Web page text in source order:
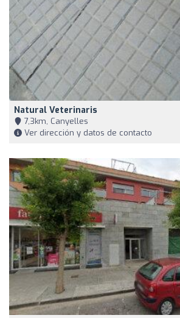
Natural Veterinaris
7,3km, Canyelles
Ver dirección y datos de contacto